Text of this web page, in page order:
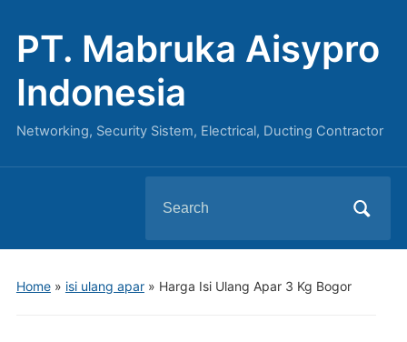
PT. Mabruka Aisypro
Indonesia
Networking, Security Sistem, Electrical, Ducting Contractor
for:
Home» isi ulang apar» Harga Isi Ulang Apar 3 Kg Bogor